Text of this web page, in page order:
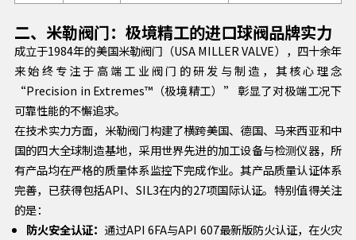
二、米勒阀门：极境精工的进口球阀品牌实力
成立于1984年的美国米勒阀门（USA MILLER VALVE），四十余年
来始终专注于高端工业阀门的研发与制造，其核心理念
“Precision in Extremes™（极境精工）” 彰显了对极端工况下
可靠性能的不懈追求。
在技术实力方面，米勒阀门构建了横跨美国、德国、马来西亚和中
国的四大全球制造基地，采用世界先进的加工设备与检测仪器，所
有产品均在严格的质量体系监控下完成作业。其产品质量认证体系
完善，已获得包括API、SIL3在内的27项国际认证。特别值得关注
的是：
防火安全认证： 通过API 6FA与API 607最新版防火认证，在火灾